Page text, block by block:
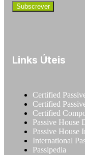
Links Úteis
Certified
Certified
Certified
Passive House
Passive House
International
Passipedia